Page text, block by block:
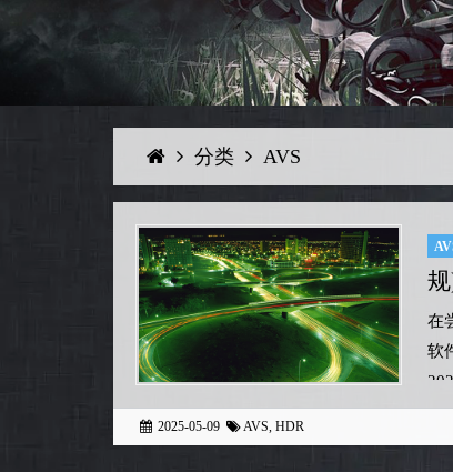
分类 AVS
在
软
2025-05-09 AVS,HDR